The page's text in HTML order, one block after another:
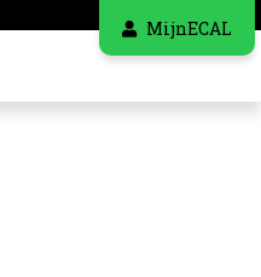
MijnECAL